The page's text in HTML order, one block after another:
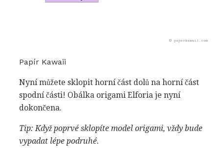
Papír Kawaii
Nyní můžete sklopit horní část dolů na horní část
spodní části! Obálka origami Elforia je nyní
dokončena.
Tip: Když poprvé sklopíte model origami, vždy bude
vypadat lépe podruhé.